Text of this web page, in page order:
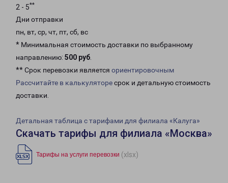
2 - 5**
Дни отправки
пн, вт, ср, чт, пт, сб, вс
* Минимальная стоимость доставки по выбранному
направлению: 500 руб.
** Срок перевозки является ориентировочным
Рассчитайте в калькуляторесрок и детальную стоимость
доставки.
Детальная таблица с тарифами для филиала «Калуга»
Скачать тарифы для филиала «Москва»
Тарифы на услуги перевозки (xlsx)